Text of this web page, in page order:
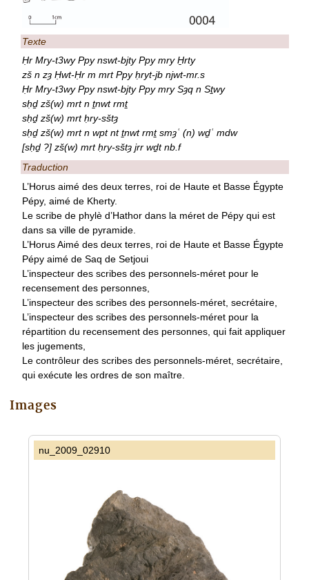
Texte
Ḥr Mry-t3wy Ppy nswt-bjty Ppy mry H̱rty
zš n zȝ Ḥwt-Ḥr m mrt Ppy ḥryt-jb njwt-mr.s
Ḥr Mry-t3wy Ppy nswt-bjty Ppy mry Sȝq n Sṯwy
sḥḏ zš(w) mrt n ṯnwt rmṯ
sḥḏ zš(w) mrt ḥry-sštȝ
sḥḏ zš(w) mrt n wpt nt ṯnwt rmṯ smȝʿ (n) wḏʿ mdw
[sḥḏ ?] zš(w) mrt ḥry-sštȝ jrr wḏt nb.f
Traduction
L’Horus aimé des deux terres, roi de Haute et Basse Égypte
Pépy, aimé de Kherty.
Le scribe de phylè d’Hathor dans la méret de Pépy qui est
dans sa ville de pyramide.
L’Horus Aimé des deux terres, roi de Haute et Basse Égypte
Pépy aimé de Saq de Setjoui
L’inspecteur des scribes des personnels-méret pour le
recensement des personnes,
L’inspecteur des scribes des personnels-méret, secrétaire,
L’inspecteur des scribes des personnels-méret pour la
répartition du recensement des personnes, qui fait appliquer
les jugements,
Le contrôleur des scribes des personnels-méret, secrétaire,
qui exécute les ordres de son maître.
Images
nu_2009_02910